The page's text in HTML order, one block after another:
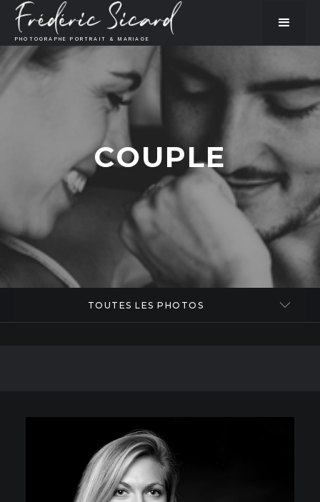
PHOTOGRAPHE PORTRAIT & MARIAGE
COUPLE
TOUTES LES PHOTOS